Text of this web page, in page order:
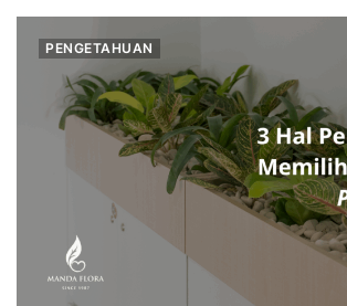
PENGETAHUAN